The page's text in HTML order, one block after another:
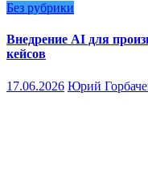
Без рубрики
Внедрение AI для
кейсов
17.06.2026 Юрий